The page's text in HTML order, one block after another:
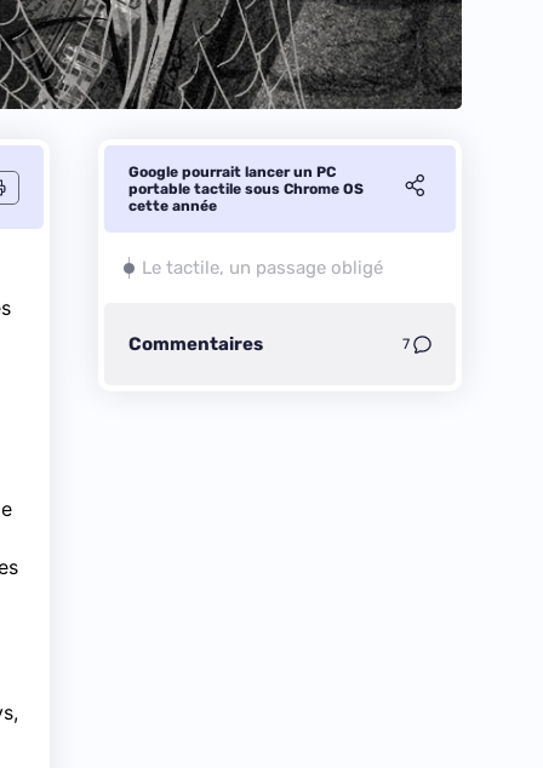
Google pourrait lancer un PC
portable tactile sous Chrome OS
cette année
Le tactile, un passage obligé
Commentaires 7